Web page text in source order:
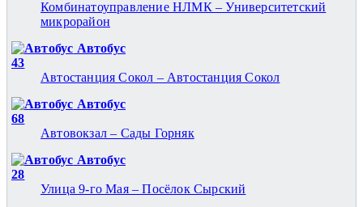
Комбинатоуправление НЛМК – Университетский
микрорайон
Автобус
43
Автостанция Сокол – Автостанция Сокол
Автобус
68
Автовокзал – Сады Горняк
Автобус
28
Улица 9-го Мая – Посёлок Сырский